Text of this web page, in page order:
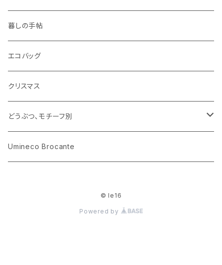
ピノキオ
ミニチュア、ドールハウス
古レコード
古せっけん
ラッピングペーパー、壁紙
紙
布地
ガラス
花びん
小物入れ
陶磁器
カップアンドソーサー
プレート
木製品
ホーロー
メタル
暮しの手帖
エコバッグ
クリスマス
どうぶつ、モチーフ別
くま、ベア
Umineco Brocante
© le16
Powered by